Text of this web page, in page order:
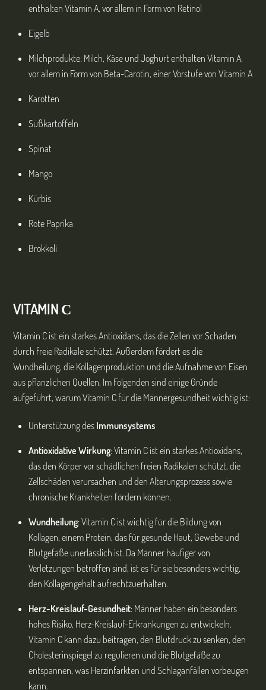
enthalten Vitamin A, vor allem in Form von Retinol
Eigelb
Milchprodukte: Milch, Käse und Joghurt enthalten Vitamin A,
vor allem in Form von Beta-Carotin, einer Vorstufe von Vitamin A
Karotten
Süßkartoffeln
Spinat
Mango
Kürbis
Rote Paprika
Brokkoli
VITAMINС
Vitamin C ist ein starkes Antioxidans, das die Zellen vor Schäden
durch freie Radikale schützt. Außerdem fördert es die
Wundheilung, die Kollagenproduktion und die Aufnahme von Eisen
aus pflanzlichen Quellen. Im Folgenden sind einige Gründe
aufgeführt, warum Vitamin C für die Männergesundheit wichtig ist:
Unterstützung des Immunsystems
Antioxidative Wirkung: Vitamin C ist ein starkes Antioxidans,
das den Körper vor schädlichen freien Radikalen schützt, die
Zellschäden verursachen und den Alterungsprozess sowie
chronische Krankheiten fördern können.
Wundheilung: Vitamin C ist wichtig für die Bildung von
Kollagen, einem Protein, das für gesunde Haut, Gewebe und
Blutgefäße unerlässlich ist. Da Männer häufiger von
Verletzungen betroffen sind, ist es für sie besonders wichtig,
den Kollagengehalt aufrechtzuerhalten.
Herz-Kreislauf-Gesundheit: Männer haben ein besonders
hohes Risiko, Herz-Kreislauf-Erkrankungen zu entwickeln.
Vitamin C kann dazu beitragen, den Blutdruck zu senken, den
Cholesterinspiegel zu regulieren und die Blutgefäße zu
entspannen, was Herzinfarkten und Schlaganfällen vorbeugen
kann.